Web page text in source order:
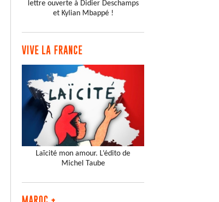
lettre ouverte à Didier Deschamps
et Kylian Mbappé !
VIVE LA FRANCE
Laïcité mon amour. L’édito de
Michel Taube